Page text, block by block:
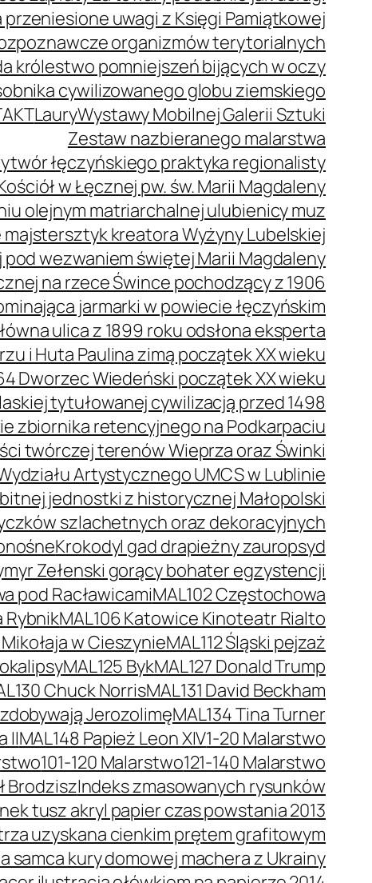
przeniesione uwagi z Księgi Pamiątkowej
organizmów terytorialnych
królestwo pomniejszeń bijących w oczy
cywilizowanego globu ziemskiego
LauryWystawy Mobilnej Galerii Sztuki
Zestaw nazbieranego malarstwa
łęczyńskiego praktyka regionalisty
w Łęcznej pw. św. Marii Magdaleny
olejnym matriarchalnej ulubienicy muz
kreatora Wyżyny Lubelskiej
wezwaniem świętej Marii Magdaleny
na rzece Śwince pochodzący z 1906
jarmarki w powiecie łęczyńskim
ulica z 1899 roku odsłona eksperta
i Huta Paulina zimą początek XX wieku
Dworzec Wiedeński początek XX wieku
tytułowanej cywilizacją przed 1498
zbiornika retencyjnego na Podkarpaciu
twórczej terenów Wieprza oraz Świnki
Artystycznego UMCS w Lublinie
jednostki z historycznej Małopolski
szlachetnych oraz dekoracyjnych
Krokodyl gad drapieżny zauropsyd
Zełenski gorący bohater egzystencji
pod RacławicamiMAL102 Częstochowa
RybnikMAL106 Katowice Kinoteatr Rialto
w CieszynieMAL112 Śląski pejzaż
MAL125 BykMAL127 Donald Trump
Chuck NorrisMAL131 David Beckham
JerozolimęMAL134 Tina Turner
IIMAL148 Papież Leon XIV1-20 Malarstwo
101-120 Malarstwo121-140 Malarstwo
BrodziszIndeks zmasowanych rysunków
tusz akryl papier czas powstania 2013
uzyskana cienkim prętem grafitowym
samca kury domowej machera z Ukrainy